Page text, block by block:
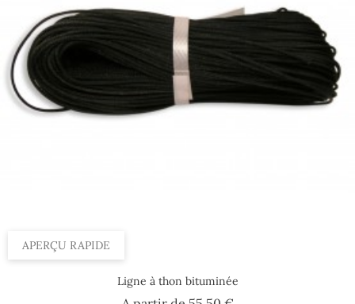
APERÇU RAPIDE
Ligne à thon bituminée